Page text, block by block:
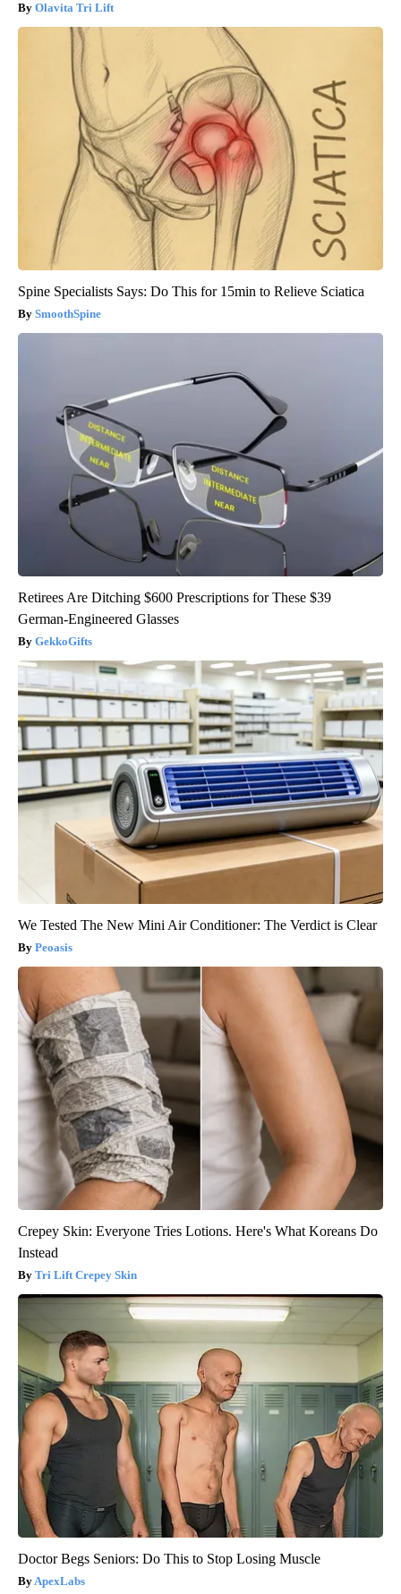
Olavita Tri Lift
Spine Specialists Says: Do This for 15min to Relieve Sciatica
SmoothSpine
Retirees Are Ditching $600 Prescriptions for These $39
German-Engineered Glasses
GekkoGifts
We Tested The New Mini Air Conditioner: The Verdict is Clear
Peoasis
Crepey Skin: Everyone Tries Lotions. Here's What Koreans Do
Instead
Tri Lift Crepey Skin
Doctor Begs Seniors: Do This to Stop Losing Muscle
ApexLabs